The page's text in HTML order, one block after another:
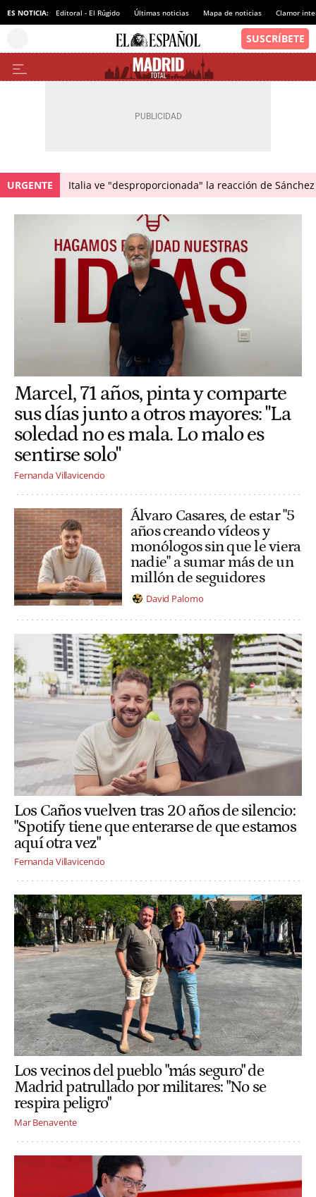
ES NOTICIA: Editoral - El Rúgido Últimas noticias Mapa de noticias Clamor
URGENTE Italia ve "desproporcionada" la reacción de
Marcel, 71 años, pinta y comparte
sus días junto a otros mayores: "La
soledad no es mala. Lo malo es
sentirse solo"
Fernanda Villavicencio
Álvaro Casares, de estar "5
años creando vídeos y
monólogos sin que le viera
nadie" a sumar más de un
millón de seguidores
David Palomo
Los Caños vuelven tras 20 años de silencio:
"Spotify tiene que enterarse de que estamos
aquí otra vez"
Fernanda Villavicencio
Los vecinos del pueblo "más seguro" de
Madrid patrullado por militares: "No se
respira peligro"
Mar Benavente